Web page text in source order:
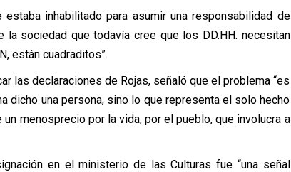
inhabilitado para asumir una responsabilidad de
sociedad que todavía cree que los DD.HH. necesitan
están cuadraditos”.
las declaraciones de Rojas, señaló que el problema “es
dicho una persona, sino lo que representa el solo hecho
menosprecio por la vida, por el pueblo, que involucra a
en el ministerio de las Culturas fue “una señal